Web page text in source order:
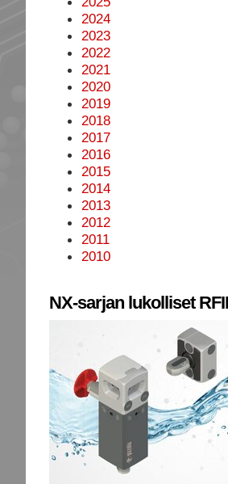
2024
2023
2022
2021
2020
2019
2018
2017
2016
2015
2014
2013
2012
2011
2010
NX-sarjan lukolliset